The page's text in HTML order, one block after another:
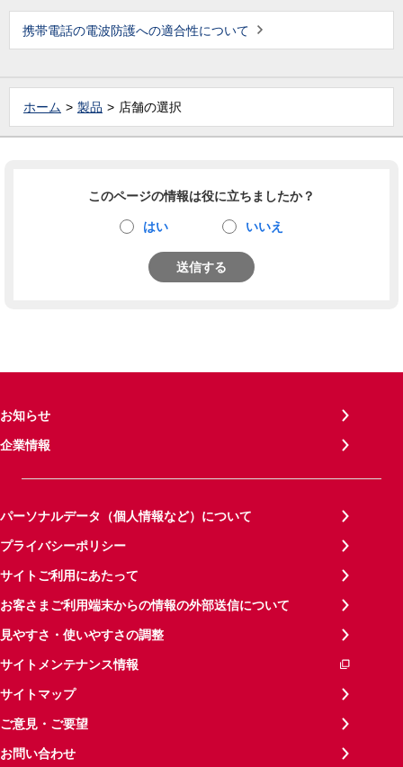
携帯電話の電波防護への適合性について
ホーム 製品 店舗の選択
このページの情報は役に立ちましたか？
はい いいえ
送信する
お知らせ
企業情報
パーソナルデータ（個人情報など）について
プライバシーポリシー
サイトご利用にあたって
お客さまご利用端末からの情報の外部送信について
見やすさ・使いやすさの調整
サイトメンテナンス情報
サイトマップ
ご意見・ご要望
お問い合わせ